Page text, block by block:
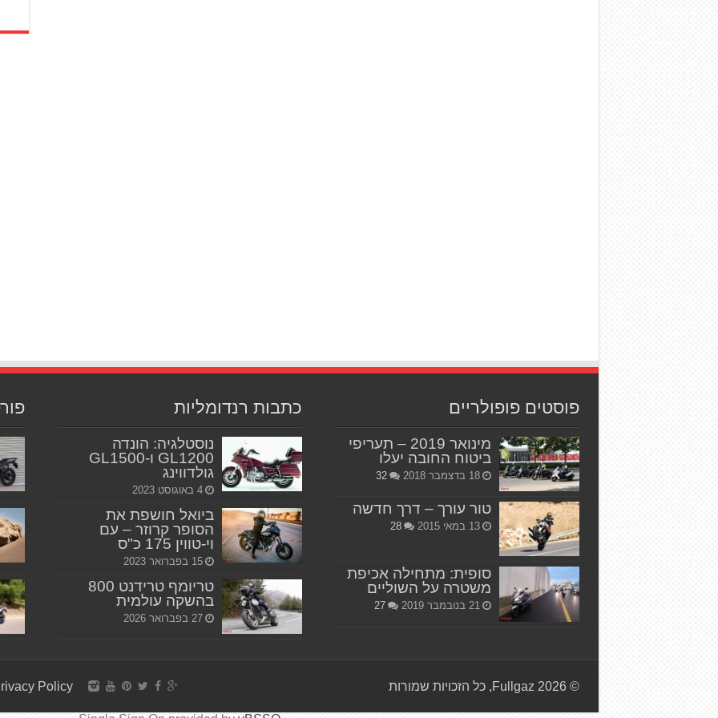
פוסטים פופולריים
מינואר 2019 – תעריפי
ביטוח החובה יעלו
18 בדצמבר 2018 32
טור עורך – דרך חדשה
13 במאי 2015 28
סופית: מתחילה אכיפת
משטרה על השוליים
21 בנובמבר 2019 27
כתבות רנדומליות
נוסטלגיה: הונדה
GL1200 ו-GL1500
גולדווינג
4 באוגוסט 2023
ביואל חושפת את
הסופר קרוזר – עם
וי-טווין 175 כ"ס
15 בפברואר 2023
טריומף טרידנט 800
בהשקה עולמית
27 בפברואר 2026
Policy © Fullgaz 2026, כל הזכויות שמורות